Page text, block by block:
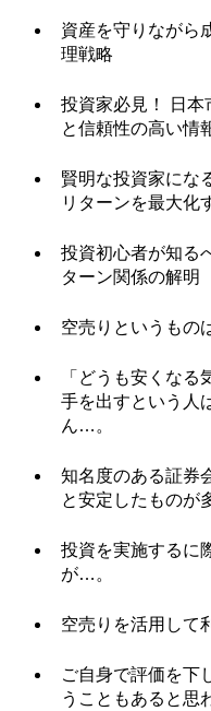
資産を守りながら
理戦略
投資家必見！ 日本
と信頼性の高い情
賢明な投資家にな
リターンを最大化
投資初心者が知る
ターン関係の解明
空売りというもの
「どうも安くな
手を出すという人
ん…。
知名度のある証券
と安定したものが
投資を実施するに
が…。
空売りを活用して
ご自身で評価を下
うこともあると思